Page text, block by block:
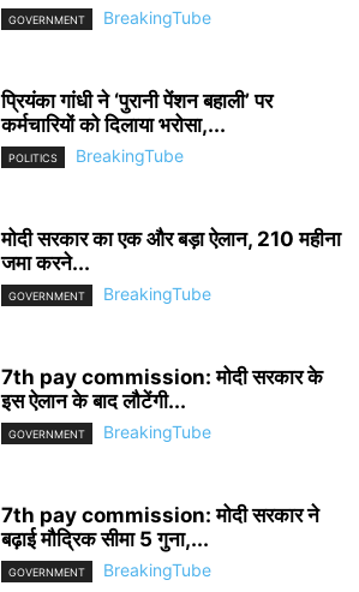
GOVERNMENT BreakingTube
प्रियंका गांधी ने ‘पुरानी पेंशन बहाली’ पर
कर्मचारियों को दिलाया भरोसा,...
POLITICS BreakingTube
मोदी सरकार का एक और बड़ा ऐलान, 210 महीना
जमा करने...
GOVERNMENT BreakingTube
7th pay commission: मोदी सरकार के
इस ऐलान के बाद लौटेंगी...
GOVERNMENT BreakingTube
7th pay commission: मोदी सरकार ने
बढ़ाई मौद्रिक सीमा 5 गुना,...
GOVERNMENT BreakingTube